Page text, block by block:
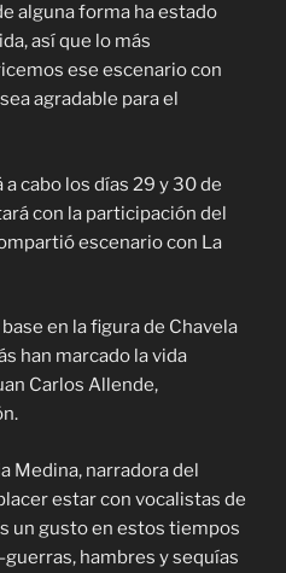
alguna forma ha estado
así que lo más
ese escenario con
agradable para el
cabo los días 29 y 30 de
con la participación del
escenario con La
en la figura de Chavela
han marcado la vida
Carlos Allende,
Medina, narradora del
estar con vocalistas de
un gusto en estos tiempos
hambres y sequías